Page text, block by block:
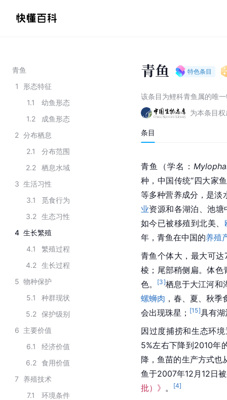
青鱼
1
形态特征
1.1
幼鱼形态
1.2
成鱼形态
2 分布栖息
2.1
分布范围
2.2
栖息水域
3 生活习性
3.1
觅食行为
3.2
生态习性
4 生长繁殖
4.1
繁殖过程
4.2
生长过程
5 物种保护
5.1
种群现状
5.2
保护级别
6 主要价值
6.1
经济价值
6.2
食用价值
7
养殖技术
7.1
环境条件
青鱼 特色条目
该条目为鲤科青鱼属的唯
为本条目
条目
青鱼（学名 ：
种，中国传统“四大家
等多种营养成分，是淡
业资源和各湖泊、池
如今已被移殖到北美、
年，青鱼在中国的养殖
青鱼个体大，最大可
棱；尾部稍侧扁。体
色。
[3]栖息于大江河和
螺蛳肉 ，春、夏、秋
会出现珠星； [15]具有
因过度捕捞和生态环境
5%左右下降到2010年
降，鱼苗的生产方式也
鱼于2007年12月12日
批）》 。 [4]